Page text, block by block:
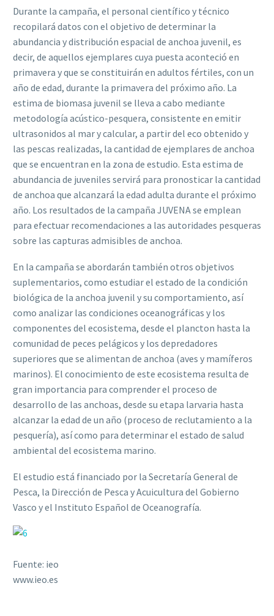
Durante la campaña, el personal científico y técnico
recopilará datos con el objetivo de determinar la
abundancia y distribución espacial de anchoa juvenil, es
decir, de aquellos ejemplares cuya puesta aconteció en
primavera y que se constituirán en adultos fértiles, con un
año de edad, durante la primavera del próximo año. La
estima de biomasa juvenil se lleva a cabo mediante
metodología acústico-pesquera, consistente en emitir
ultrasonidos al mar y calcular, a partir del eco obtenido y
las pescas realizadas, la cantidad de ejemplares de anchoa
que se encuentran en la zona de estudio. Esta estima de
abundancia de juveniles servirá para pronosticar la cantidad
de anchoa que alcanzará la edad adulta durante el próximo
año. Los resultados de la campaña JUVENA se emplean
para efectuar recomendaciones a las autoridades pesqueras
sobre las capturas admisibles de anchoa.
En la campaña se abordarán también otros objetivos
suplementarios, como estudiar el estado de la condición
biológica de la anchoa juvenil y su comportamiento, así
como analizar las condiciones oceanográficas y los
componentes del ecosistema, desde el plancton hasta la
comunidad de peces pelágicos y los depredadores
superiores que se alimentan de anchoa (aves y mamíferos
marinos). El conocimiento de este ecosistema resulta de
gran importancia para comprender el proceso de
desarrollo de las anchoas, desde su etapa larvaria hasta
alcanzar la edad de un año (proceso de reclutamiento a la
pesquería), así como para determinar el estado de salud
ambiental del ecosistema marino.
El estudio está financiado por la Secretaría General de
Pesca, la Dirección de Pesca y Acuicultura del Gobierno
Vasco y el Instituto Español de Oceanografía.
Fuente: ieo
www.ieo.es